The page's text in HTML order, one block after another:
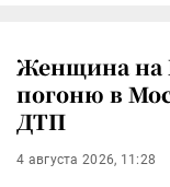
Женщина на
погоню в
ДТП
4 августа 2026, 11:28